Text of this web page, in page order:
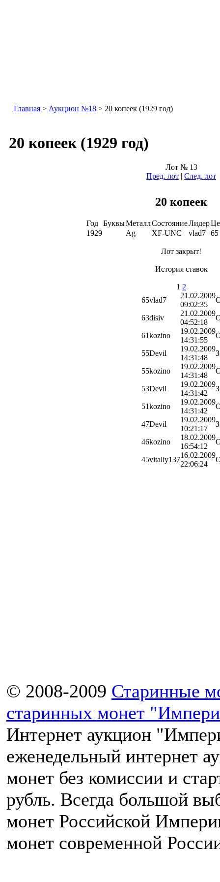
Главная > Аукцион №18 > 20 копеек (1929 год)
20 копеек (1929 год)
Лот № 13
Пред. лот | След. лот
20 копеек
Год БуквыМеталлСостояниеЛидер
1929
Ag XF-UNC vlad7 65
Лот закрыт!
История ставок
1 2
65vlad7
21.02.2009
09:02:35
63disiv
21.02.2009
04:52:18
61kozino
19.02.2009
14:31:55
55Devil
19.02.2009
14:31:48
З
55kozino
19.02.2009
14:31:48
53Devil
19.02.2009
14:31:42
З
51kozino
19.02.2009
14:31:42
47Devil
19.02.2009
10:21:17
З
46kozino
18.02.2009
16:54:12
45vitaliy137
16.02.2009
22:06:24
© 2008-2009 Старинные
старинных монет
Интернет аукцион
еженедельный интернет
монет без комиссии и
рубль. Всегда большой
монет Российской
монет современной